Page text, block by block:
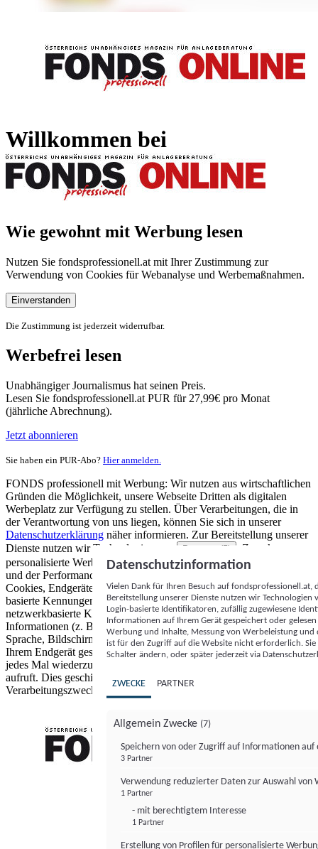
Willkommen bei
Wie gewohnt mit Werbung lesen
Nutzen Sie fondsprofessionell.at mit Ihrer Zustimmung zur
Verwendung von Cookies für Webanalyse und Werbemaßnahmen.
Einverstanden
Die Zustimmung ist jederzeit widerrufbar.
Werbefrei lesen
Unabhängiger Journalismus hat seinen Preis.
Lesen Sie fondsprofessionell.at PUR für 27,99€ pro Monat
(jährliche Abrechnung).
Jetzt abonnieren
Sie haben ein PUR-Abo? Hier anmelden.
FONDS professionell mit Werbung: Wir nutzen aus wirtschaftlichen
Gründen die Möglichkeit, unsere Webseite Dritten als digitalen
Werbeplatz zur Verfügung zu stellen. Über Verarbeitungen, die in
der Verantwortung von uns liegen, können Sie sich in unserer
Datenschutzerklärung näher informieren. Zur Bereitstellung unserer
Dienste nutzen wir Technologien von
Partnern (5)
. Zwecke:
personalisierte Werbung und Inhalte, Messung von Werbeleistung
und der Performance von Inhalten sowie Zielgruppenforschung.
Cookies, Endgeräte- oder ähnliche Online-Kennungen (z. B. login-
basierte Kennungen, zufällig generierte Kennungen,
netzwerkbasierte Kennungen) können zusammen mit anderen
Informationen (z. B. Browsertyp und Browserinformationen,
Sprache, Bildschirmgröße, unterstützte Technologien usw.) auf
Ihrem Endgerät gespeichert oder von dort ausgelesen werden, um es
jedes Mal wiederzuerkennen, wenn es eine App oder einer Webseite
aufruft. Dies geschieht für einen oder mehrere der hier aufgeführten
Verarbeitungszwecke.
Datenschutzinformation
Vielen Dank für Ihren Besuch auf
Bereitstellung unserer Dienste nutzen wir Technologien
Login-basierte Identifikatoren, zufällig zugewiesene
Informationen auf Ihrem Gerät gespeichert oder
Werbung und Inhalte, Messung von Werbeleistung
ist für den Zugriff auf die Website nicht erforderlich.
Schalter ändern, oder später jederzeit via
ZWECKE PARTNER
Allgemein Zwecke (7)
Speichern von oder Zugriff auf Informationen auf
3 Partner
Verwendung reduzierter Daten zur Auswahl von
1 Partner
- mit berechtigtem Interesse
1 Partner
Erstellung von Profilen für personalisierte
FONDS professionell